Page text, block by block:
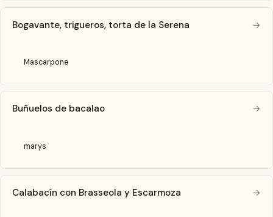
Bogavante, trigueros, torta de la Serena →
Mascarpone
Buñuelos de bacalao →
marys
Calabacín con Brasseola y Escarmoza →